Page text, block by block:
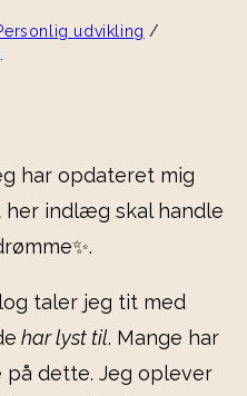
udvikling /
har opdateret mig
her indlæg skal handle
taler jeg tit med
har lyst til. Mange har
dette. Jeg oplever